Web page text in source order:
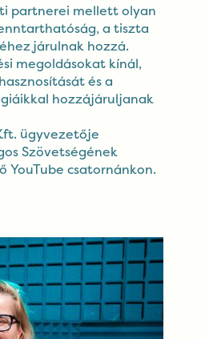
partnerei mellett olyan
a tiszta
járulnak hozzá.
megoldásokat kínál,
és a
hozzájáruljanak
ügyvezetője
Szövetségének
YouTube csatornánkon.